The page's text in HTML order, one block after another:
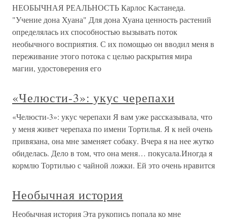
НЕОБЫЧНАЯ РЕАЛЬНОСТЬ Карлос Кастанеда.
"Учение дона Хуана" Для дона Хуана ценность растений
определялась их способностью вызывать поток
необычного восприятия. С их помощью он вводил меня в
переживание этого потока с целью раскрытия мира
магии, удостоверения его
«Челюсти-3»: укус черепахи
«Челюсти-3»: укус черепахи Я вам уже рассказывала, что
у меня живет черепаха по имени Тортилья. Я к ней очень
привязана, она мне заменяет собаку. Вчера я на нее жутко
обиделась. Дело в том, что она меня… покусала.Иногда я
кормлю Тортилью с чайной ложки. Ей это очень нравится
Необычная история
Необычная история Эта рукопись попала ко мне